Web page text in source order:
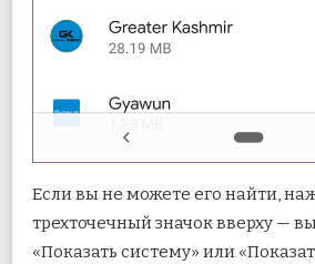
Если вы не можете его найти,
трехточечный значок вверху —
«Показать систему» ​​или